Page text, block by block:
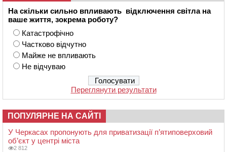
На скільки сильно впливають відключення світла на
ваше життя, зокрема роботу?
Катастрофічно
Частково відчутно
Майже не впливають
Не відчуваю
Переглянути результати
ПОПУЛЯРНЕ НА САЙТІ
У Черкасах пропонують для приватизації п’ятиповерховий
об’єкт у центрі міста
2 812